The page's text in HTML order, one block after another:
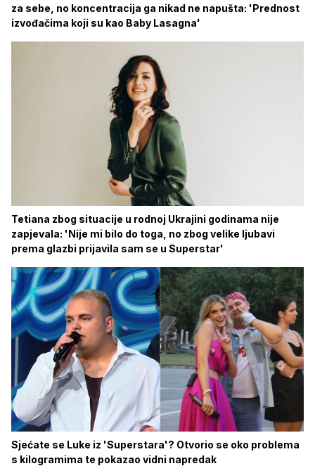
za sebe, no koncentracija ga nikad ne napušta: 'Prednost
izvođačima koji su kao Baby Lasagna'
Tetiana zbog situacije u rodnoj Ukrajini godinama nije
zapjevala: 'Nije mi bilo do toga, no zbog velike ljubavi
prema glazbi prijavila sam se u Superstar'
Sjećate se Luke iz 'Superstara'? Otvorio se oko problema
s kilogramima te pokazao vidni napredak